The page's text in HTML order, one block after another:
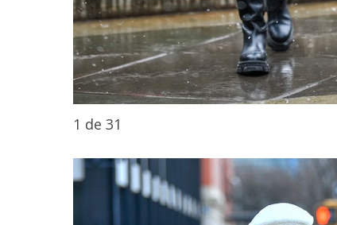
1 de 31